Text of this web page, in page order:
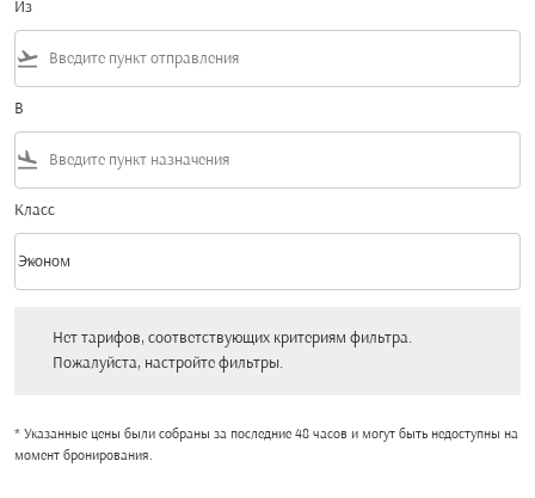
Из
flight_takeoff
В
flight_land
Класс
Класс option Эконом Selected
Эконом
keyboard_arrow_down
Нет тарифов, соответствующих критериям фильтра.
Пожалуйста, настройте фильтры.
* Указанные цены были собраны за последние 48 часов и могут быть недоступны на
момент бронирования.